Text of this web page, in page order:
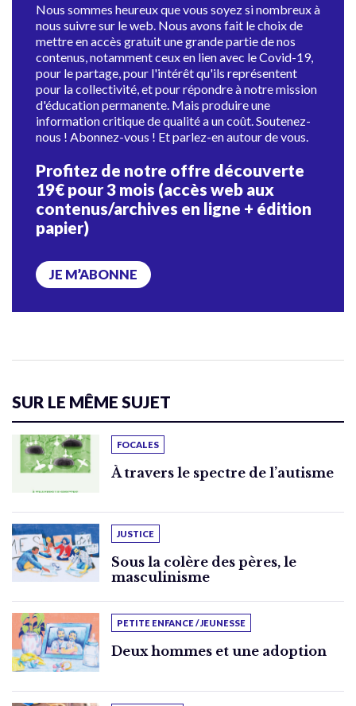
Nous sommes heureux que vous soyez si nombreux à
nous suivre sur le web. Nous avons fait le choix de
mettre en accès gratuit une grande partie de nos
contenus, notamment ceux en lien avec le Covid-19,
pour le partage, pour l'intérêt qu'ils représentent
pour la collectivité, et pour répondre à notre mission
d'éducation permanente. Mais produire une
information critique de qualité a un coût. Soutenez-
nous ! Abonnez-vous ! Et parlez-en autour de vous.
Profitez de notre offre découverte
19€ pour 3 mois (accès web aux
contenus/archives en ligne + édition
papier)
JE M’ABONNE
SUR LE MÊME SUJET
FOCALES
À travers le spectre de l’autisme
JUSTICE
Sous la colère des pères, le
masculinisme
PETITE ENFANCE / JEUNESSE
Deux hommes et une adoption